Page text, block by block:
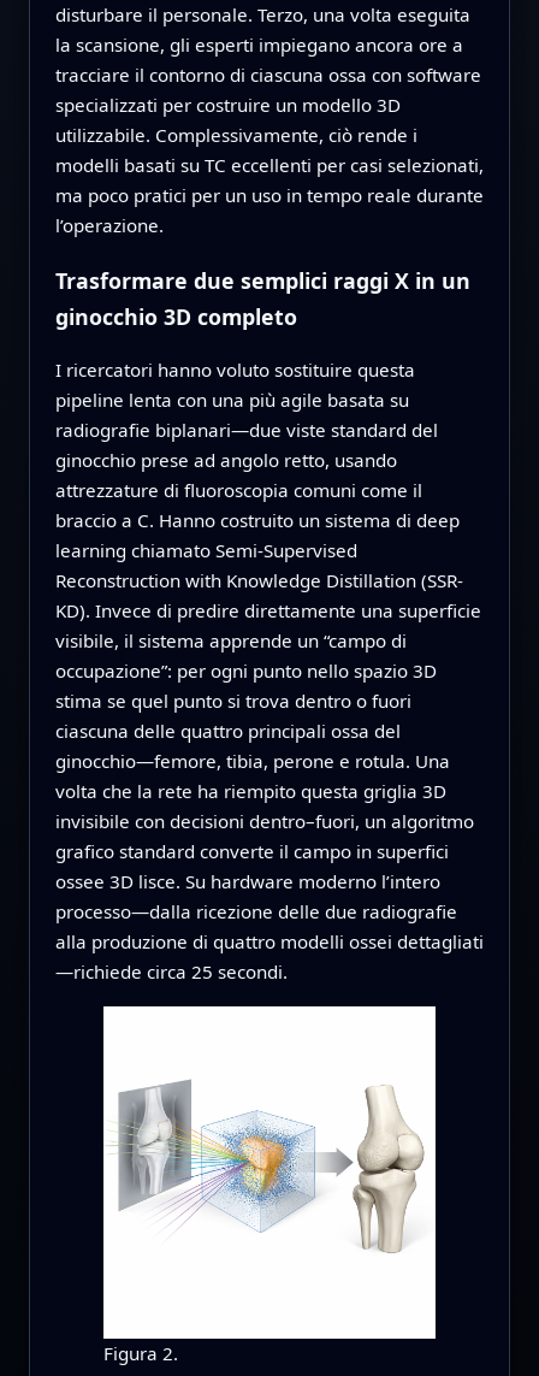
disturbare il personale. Terzo, una volta eseguita
la scansione, gli esperti impiegano ancora ore a
tracciare il contorno di ciascuna ossa con software
specializzati per costruire un modello 3D
utilizzabile. Complessivamente, ciò rende i
modelli basati su TC eccellenti per casi selezionati,
ma poco pratici per un uso in tempo reale durante
l’operazione.
Trasformare due semplici raggi X in un
ginocchio 3D completo
I ricercatori hanno voluto sostituire questa
pipeline lenta con una più agile basata su
radiografie biplanari—due viste standard del
ginocchio prese ad angolo retto, usando
attrezzature di fluoroscopia comuni come il
braccio a C. Hanno costruito un sistema di deep
learning chiamato Semi-Supervised
Reconstruction with Knowledge Distillation (SSR-
KD). Invece di predire direttamente una superficie
visibile, il sistema apprende un “campo di
occupazione”: per ogni punto nello spazio 3D
stima se quel punto si trova dentro o fuori
ciascuna delle quattro principali ossa del
ginocchio—femore, tibia, perone e rotula. Una
volta che la rete ha riempito questa griglia 3D
invisibile con decisioni dentro–fuori, un algoritmo
grafico standard converte il campo in superfici
ossee 3D lisce. Su hardware moderno l’intero
processo—dalla ricezione delle due radiografie
alla produzione di quattro modelli ossei dettagliati
—richiede circa 25 secondi.
Figura 2.